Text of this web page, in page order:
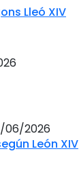
Lleó XIV
06/2026
León XIV